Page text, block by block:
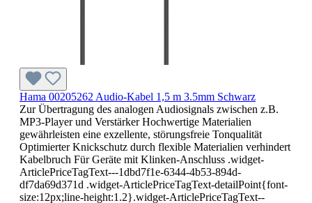
Hama 00205262 Audio-Kabel 1,5 m 3.5mm Schwarz
Zur Übertragung des analogen Audiosignals zwischen z.B.
MP3-Player und Verstärker Hochwertige Materialien
gewährleisten eine exzellente, störungsfreie Tonqualität
Optimierter Knickschutz durch flexible Materialien verhindert
Kabelbruch Für Geräte mit Klinken-Anschluss .widget-
ArticlePriceTagText---1dbd7f1e-6344-4b53-894d-
df7da69d371d .widget-ArticlePriceTagText-detailPoint{font-
size:12px;line-height:1.2}.widget-ArticlePriceTagText--